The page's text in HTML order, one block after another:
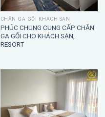
CHĂN GA GỐI KHÁCH SẠN
PHÚC CHUNG CUNG CẤP CHĂN
GA GỐI CHO KHÁCH SẠN,
RESORT